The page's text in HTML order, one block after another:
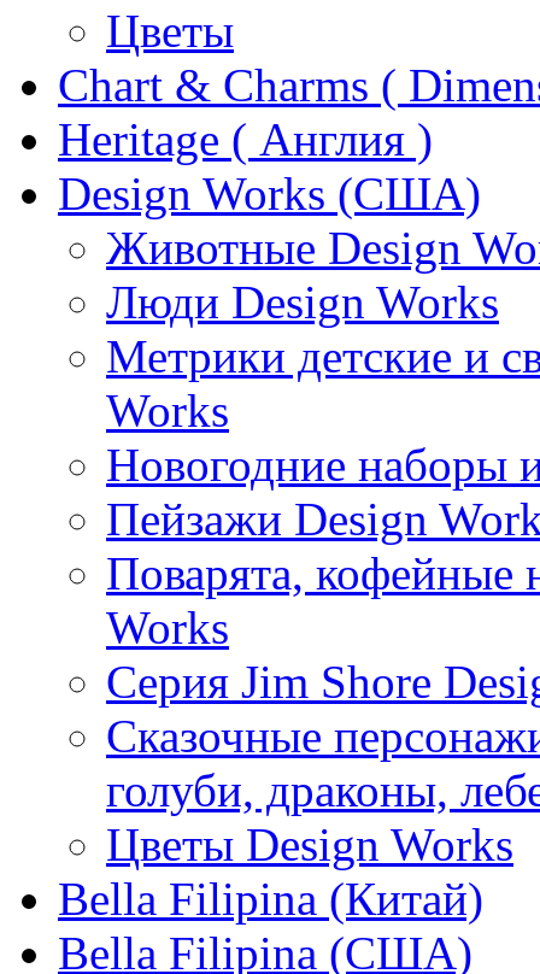
Цветы
Chart & Charms (
Heritage ( Англия )
Design Works (США)
Животные Design
Люди Design Works
Метрики детские и
Works
Новогодние наборы
Пейзажи Design
Поварята, кофейные
Works
Серия Jim Shore
Сказочные
голуби, драконы,
Цветы Design Works
Bella Filipina (Китай)
Bella Filipina (США)